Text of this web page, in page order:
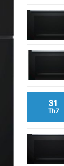
31
Th7